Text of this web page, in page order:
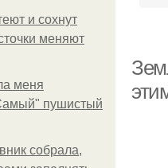
и сохнут
меняют
меня
пушистый
собрала,